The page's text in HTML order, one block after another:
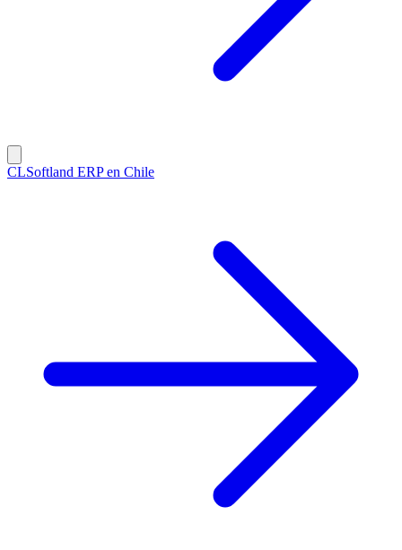
CLSoftland ERP en Chile